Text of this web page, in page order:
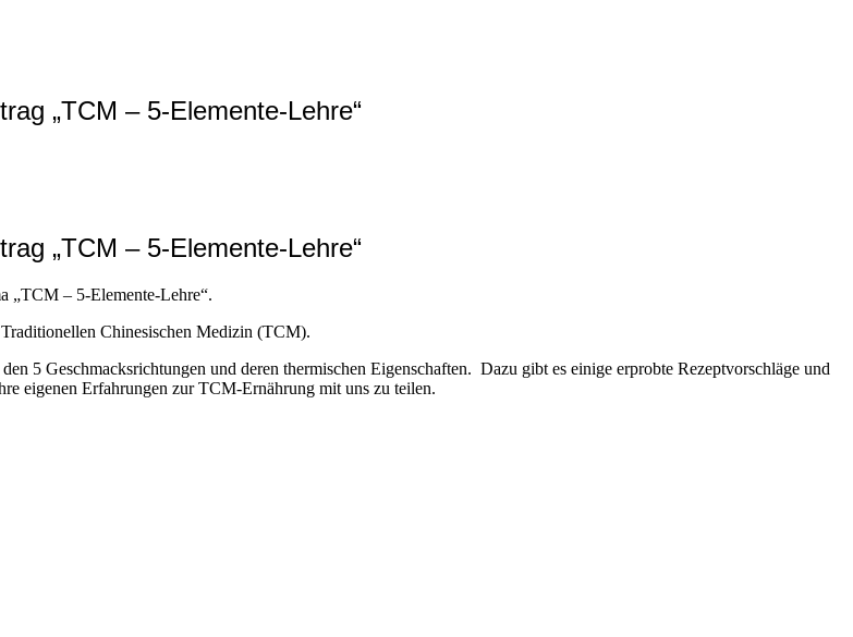
„TCM – 5-Elemente-Lehre“
„TCM – 5-Elemente-Lehre“
„TCM – 5-Elemente-Lehre“.
Chinesischen Medizin (TCM).
5 Geschmacksrichtungen und deren thermischen Eigenschaften. Dazu gibt es einige erprobte Rezeptvorschläge und
eigenen Erfahrungen zur TCM-Ernährung mit uns zu teilen.